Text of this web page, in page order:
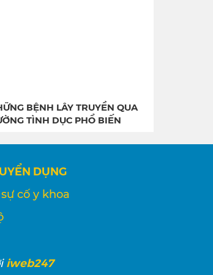
BỆNH LÂY TRUYỀN QUA
TÌNH DỤC PHỔ BIẾN
DỤNG
cố y khoa
iweb247